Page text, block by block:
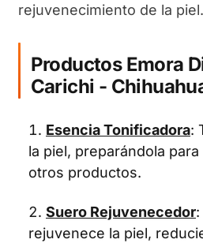
rejuvenecimiento de la piel.
Productos Emora
Carichi -
Esencia Tonificadora:
la piel, preparándola
otros productos.
Suero Rejuvenecedor
rejuvenece la piel,